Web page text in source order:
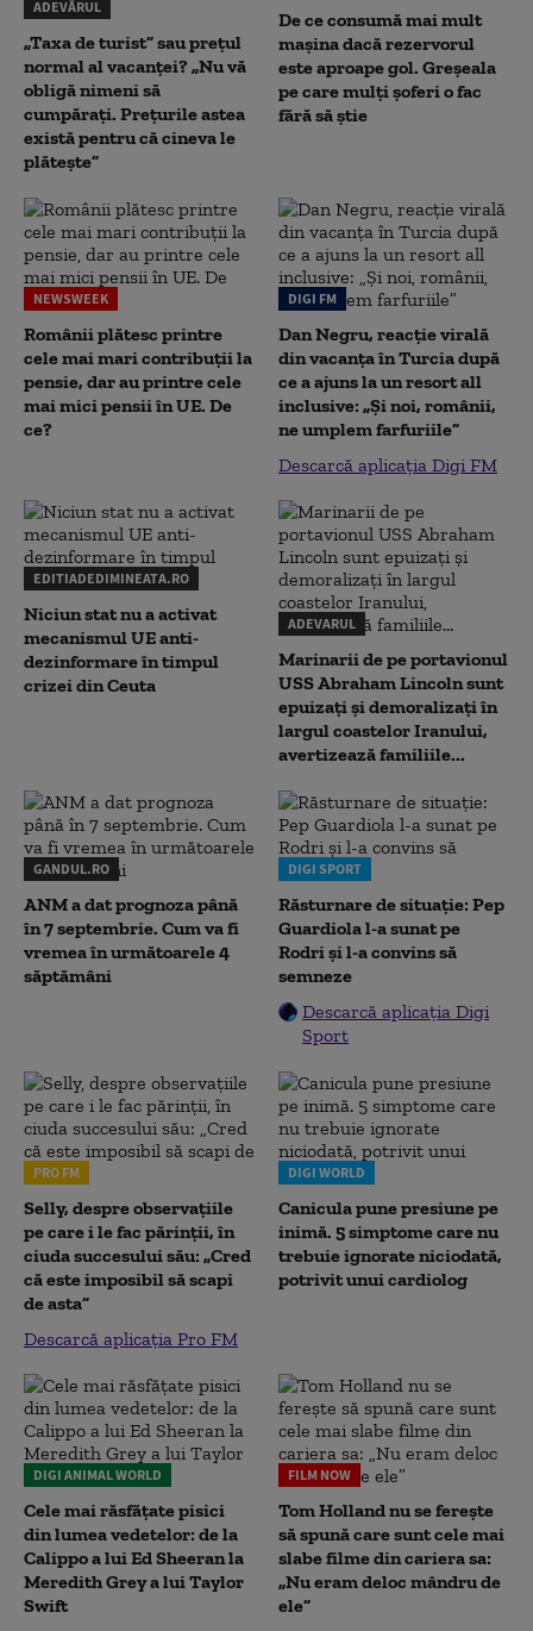
ADEVĂRUL
„Taxa de turist” sau prețul
normal al vacanței? „Nu vă
obligă nimeni să
cumpărați. Prețurile astea
există pentru că cineva le
plătește”
De ce consumă mai mult
mașina dacă rezervorul
este aproape gol. Greșeala
pe care mulți șoferi o fac
fără să știe
NEWSWEEK
Românii plătesc printre
cele mai mari contribuții la
pensie, dar au printre cele
mai mici pensii în UE. De
ce?
DIGI FM
Dan Negru, reacție virală
din vacanța în Turcia după
ce a ajuns la un resort all
inclusive: „Și noi, românii,
ne umplem farfuriile”
Descarcă aplicația Digi FM
EDITIADEDIMINEATA.RO
Niciun stat nu a activat
mecanismul UE anti-
dezinformare în timpul
crizei din Ceuta
ADEVARUL
Marinarii de pe portavionul
USS Abraham Lincoln sunt
epuizați și demoralizați în
largul coastelor Iranului,
avertizează familiile...
GANDUL.RO
ANM a dat prognoza până
în 7 septembrie. Cum va fi
vremea în următoarele 4
săptămâni
DIGI SPORT
Răsturnare de situație: Pep
Guardiola l-a sunat pe
Rodri și l-a convins să
semneze
Descarcă aplicația Digi
Sport
PRO FM
Selly, despre observațiile
pe care i le fac părinții, în
ciuda succesului său: „Cred
că este imposibil să scapi
de asta”
Descarcă aplicația Pro FM
DIGI WORLD
Canicula pune presiune pe
inimă. 5 simptome care nu
trebuie ignorate niciodată,
potrivit unui cardiolog
DIGI ANIMAL WORLD
Cele mai răsfățate pisici
din lumea vedetelor: de la
Calippo a lui Ed Sheeran la
Meredith Grey a lui Taylor
Swift
FILM NOW
Tom Holland nu se ferește
să spună care sunt cele mai
slabe filme din cariera sa:
„Nu eram deloc mândru de
ele”